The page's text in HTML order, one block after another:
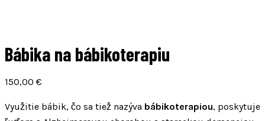
Bábika na bábikoterapiu
150,00 €
Využitie bábik, čo sa tiež nazýva bábikoterapiou, poskytuje